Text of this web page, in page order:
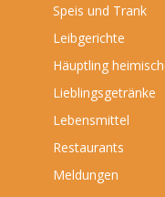
Speis und Trank
Leibgerichte
Häuptling
Lieblingsgetränke
Lebensmittel
Restaurants
Meldungen